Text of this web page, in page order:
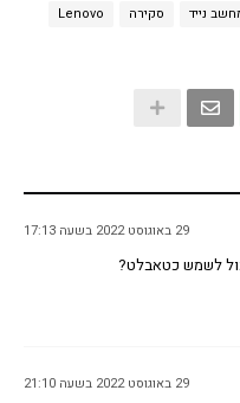
נייד סקירה
Lenovo
29 באוגוסט 2022 בשעה 17:13
לשמש כטאבלט?
29 באוגוסט 2022 בשעה 21:10